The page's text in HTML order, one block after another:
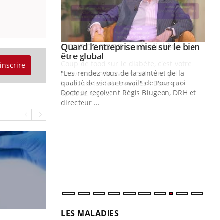
diabèteYoutube
c'est votre
qui
Dans cet
Youtube
Quand l’entreprise mise sur le bien
être globalYoutube
"Les rendez-vous de la santé et de la
qualité de vie au travail" de Pourquoi
Docteur reçoivent Régis Blugeon, DRH et
directeur ...
LES MALADIES